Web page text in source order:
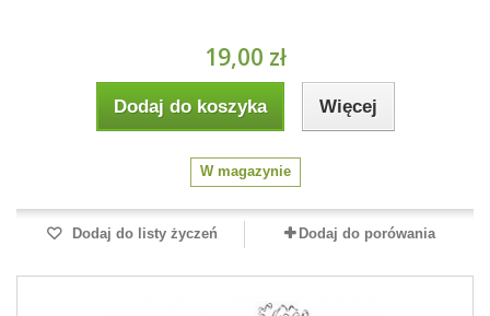
19,00 zł
Dodaj do koszyka Więcej
W magazynie
Dodaj do listy życzeń Dodaj do porówania